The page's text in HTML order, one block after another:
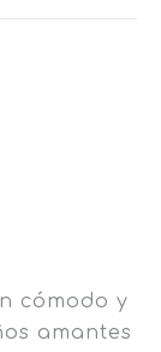
cómodo y
amantes